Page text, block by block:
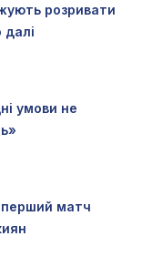
розривати
умови не
перший матч